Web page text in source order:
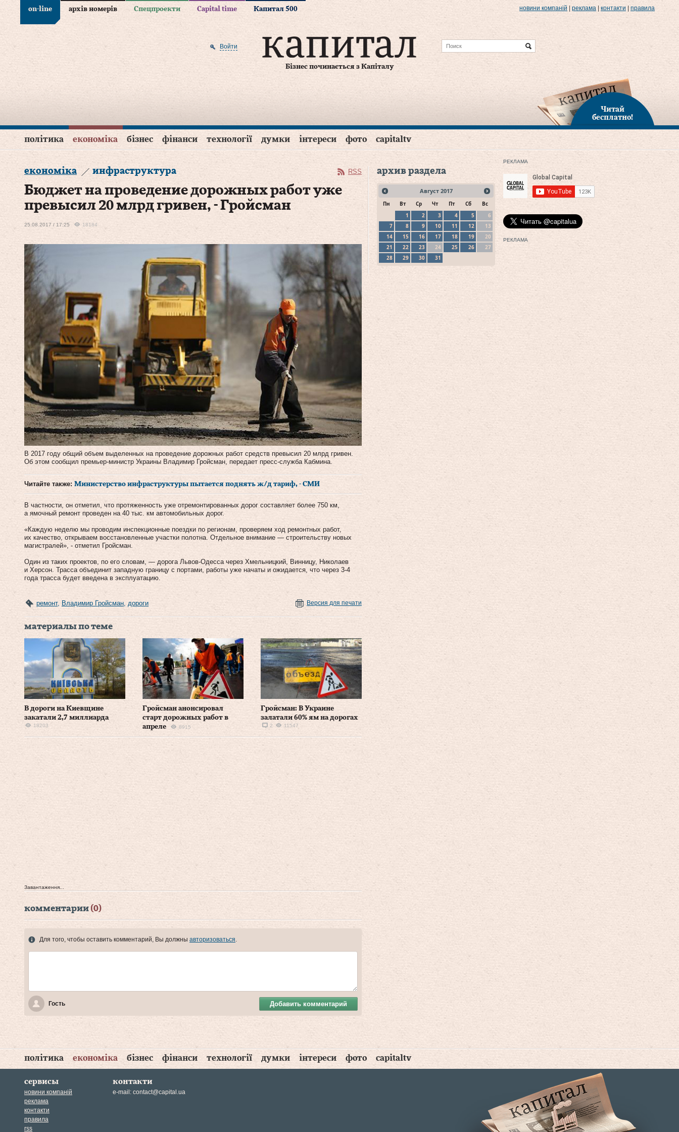
on-line архів номерів Спецпроекти Capital time Капитал 500 новини компаній реклама контакти правила
Бізнес починається з Капіталу
Войти
Читай
бесплатно!
політика економіка бізнес фінанси технології думки інтереси фото capitaltv
економіка инфраструктура RSS
Бюджет на проведение дорожных работ уже
превысил 20 млрд гривен, - Гройсман
25.08.2017 / 17:25 18184
В 2017 году общий объем выделенных на проведение дорожных работ средств превысил 20 млрд гривен.
Об этом сообщил премьер-министр Украины Владимир Гройсман, передает пресс-служба Кабмина.
Читайте также: Министерство инфраструктуры пытается поднять ж/д тариф, - СМИ
В частности, он отметил, что протяженность уже отремонтированных дорог составляет более 750 км,
а ямочный ремонт проведен на 40 тыс. км автомобильных дорог.
«Каждую неделю мы проводим инспекционные поездки по регионам, проверяем ход ремонтных работ,
их качество, открываем восстановленные участки полотна. Отдельное внимание — строительству новых
магистралей», - отметил Гройсман.
Один из таких проектов, по его словам, — дорога Львов-Одесса через Хмельницкий, Винницу, Николаев
и Херсон. Трасса объединит западную границу с портами, работы уже начаты и ожидается, что через 3-4
года трасса будет введена в эксплуатацию.
ремонт, Владимир Гройсман дороги Версия для печати
материалы по теме
В дороги на Киевщине
закатали 2,7 миллиарда
18203
Гройсман анонсировал
старт дорожных работ в
апреле
8915
Гройсман: В Украине
залатали 60% ям на дорогах
2 11547
Завантаження...
комментарии (0)
Для того, чтобы оставить комментарий, Вы должны авторизоваться
Гость Добавить комментарий
архив раздела
Август 2017
Пн Вт Ср Чт Пт Сб
Вс
1
2 3 4 5
6
7
8 9 10 11 12
13
14
15 16 17 18 19
20
21
22 23 24 25 26
27
28
29 30 31
РЕКЛАМА
РЕКЛАМА
політика економіка бізнес фінанси технології думки інтереси фото capitaltv
сервисы
новини компаній
реклама
контакти
правила
rss
контакти
e-mail: contact@capital.ua